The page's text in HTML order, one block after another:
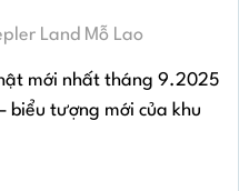
Land Mỗ Lao
mới nhất tháng 9.2025
biểu tượng mới của khu